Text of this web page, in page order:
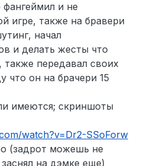
фангеймил и не
игре, также на бравери
начал
и делать жесты что
также передавал своих
что он на брачери 15
имеются; скриншоты
watch?v=Dr2-SSoForw
(задрот можешь не
на дэмке еще)